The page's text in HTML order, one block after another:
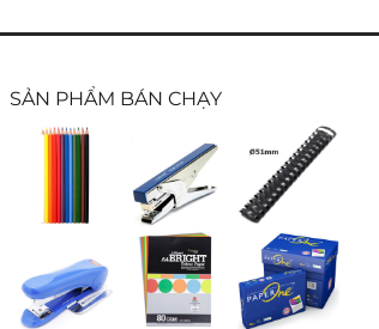
SẢN PHẨM BÁN CHẠY
Bấm kim
Kanex
HP15 – 10
Gáy lò xo
nhựa
51mm –
Bấm kim
Max
HD50R –
Giấy bìa
Paperline
A4 5
Giấy
PaperOne
A4 80